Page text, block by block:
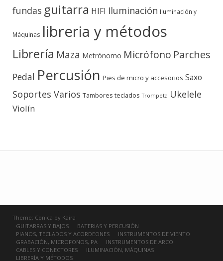
fundas guitarra HIFI Iluminación Iluminación y
Máquinas libreria y métodos
Librería Maza Metrónomo Micrófono Parches
Pedal Percusión Pies de micro y accesorios Saxo
Soportes Varios Tambores teclados Trompeta Ukelele
Violín
Theme: Conica by Kaira
GUITARRAS Y BAJOS
BATERIAS Y PERCUSIÓN
PIANOS, TECLADOS Y ACORDEONES
INSTRUMENTOS DE VIENTO
GRABACIÓN, MICROFONOS, PA
INSTRUMENTOS DE ARCO
CABLES Y CONECTORES
ILUMINACIÓN, MÁQUINAS
LIBRERÍA Y MÉTODOS